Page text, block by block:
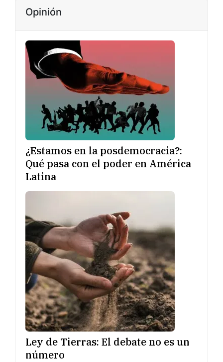
Opinión
¿Estamos en la posdemocracia?:
Qué pasa con el poder en América
Latina
Ley de Tierras: El debate no es un
número